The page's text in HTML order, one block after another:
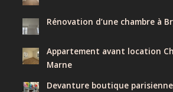
Rénovation d’une chambre à
Appartement avant location
Marne
Devanture boutique parisienne